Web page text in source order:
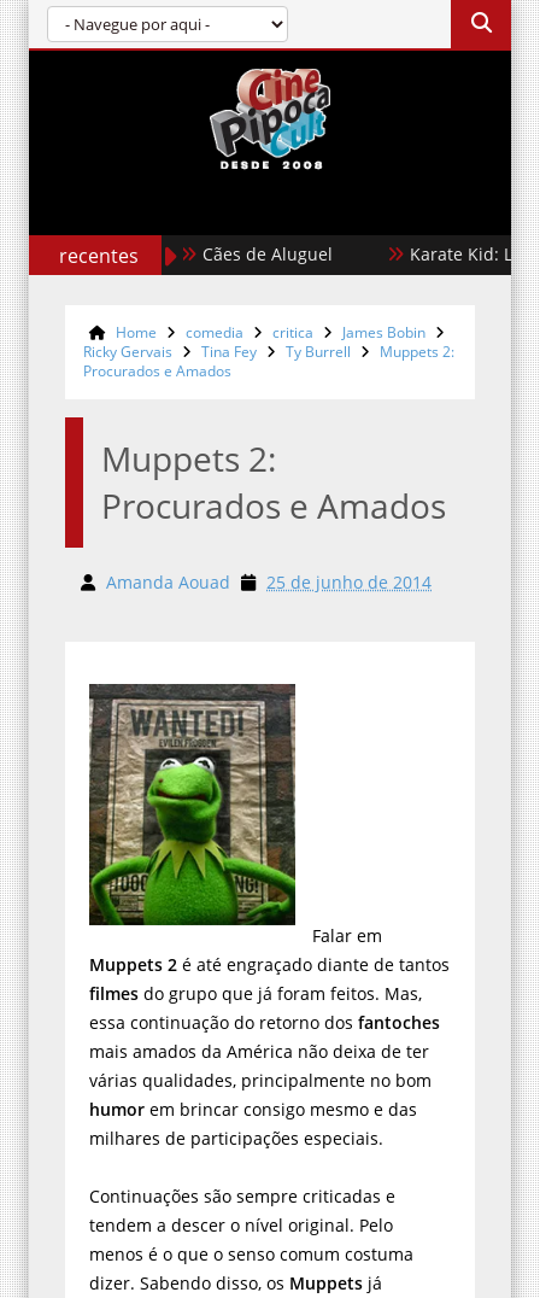
recentes Cães de Aluguel Karate Kid: Lendas
Home comedia critica
James Bobin
Ricky Gervais
Tina Fey Ty Burrell
Muppets 2:
Procurados e Amados
Muppets 2:
Procurados e Amados
Amanda Aouad 25 de junho de 2014
Falar em
Muppets 2 é até engraçado diante de tantos
filmes do grupo que já foram feitos. Mas,
essa continuação do retorno dos fantoches
mais amados da América não deixa de ter
várias qualidades, principalmente no bom
humor em brincar consigo mesmo e das
milhares de participações especiais.
Continuações são sempre criticadas e
tendem a descer o nível original. Pelo
menos é o que o senso comum costuma
dizer. Sabendo disso, os Muppets já